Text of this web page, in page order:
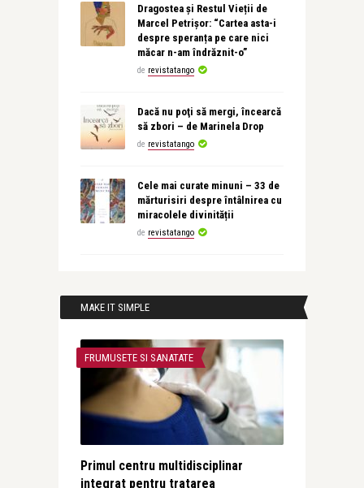
Dragostea și Restul Vieții de
Marcel Petrișor: “Cartea asta-i
despre speranța pe care nici
măcar n-am îndrăznit-o”
de revistatango
Dacă nu poţi să mergi, încearcă
să zbori – de Marinela Drop
de revistatango
Cele mai curate minuni – 33 de
mărturisiri despre întâlnirea cu
miracolele divinității
de revistatango
MAKE IT SIMPLE
FRUMUSETE SI SANATATE
Primul centru multidisciplinar
integrat pentru tratarea